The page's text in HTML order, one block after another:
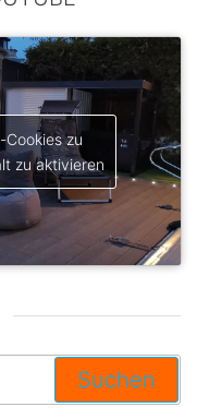
zu
zu aktivieren